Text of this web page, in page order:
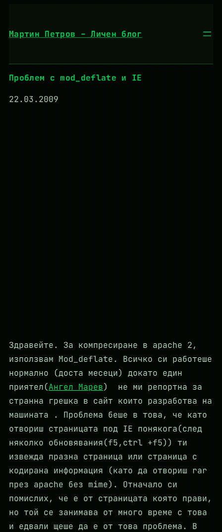
Мартин Петров – Личен блог
Проблем с mod_deflate и IE
22.03.2009
Здравейте. За компресиране в apache 2,
използвам Mod_deflate. Всичко си работеше
нормално (доста месеци) докато един
приятел(Ангел Марев) не ми репортна за
странна грешка в сайт които разработва на
машината . Проблема беше в това, че като
отвориш страницата под IE понякога(след
няколко обновявания(f5,ctrl +f5)) ти
извежда празна страница или страница с
кодирана информация (като да отвориш rar
през apache без mime). Отначало си
помислих, че е от страницата която прави,
но той се занимава от много време с това
и едвали щеше да е от това проблема. В